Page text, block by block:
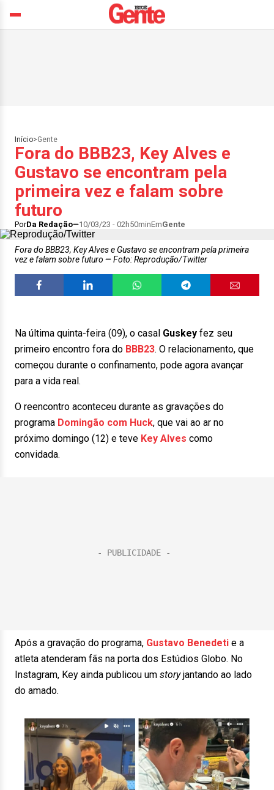
Início>Gente
Fora do BBB23, Key Alves e
Gustavo se encontram pela
primeira vez e falam sobre
futuro
PorDa Redação 10/03/23 - 02h50minEmGente
Fora do BBB23, Key Alves e Gustavo se encontram pela primeira
vez e falam sobre futuro
Foto: Reprodução/Twitter
Na última quinta-feira (09), o casal Guskey fez seu
primeiro encontro fora do BBB23. O relacionamento, que
começou durante o confinamento, pode agora avançar
para a vida real.
O reencontro aconteceu durante as gravações do
programa Domingão com Huck, que vai ao ar no
próximo domingo (12) e teve Key Alves como
convidada.
Após a gravação do programa, Gustavo Benedeti e a
atleta atenderam fãs na porta dos Estúdios Globo. No
Instagram, Key ainda publicou um storyjantando ao lado
do amado.